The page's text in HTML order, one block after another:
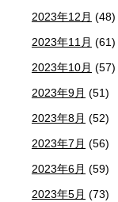
2023年12月 (48)
2023年11月 (61)
2023年10月 (57)
2023年9月 (51)
2023年8月 (52)
2023年7月 (56)
2023年6月 (59)
2023年5月 (73)